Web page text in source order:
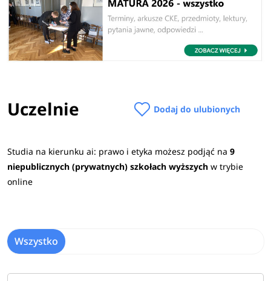
Uczelnie Dodaj do ulubionych
Studia na kierunku ai: prawo i etyka możesz podjąć na 9
niepublicznych (prywatnych) szkołach wyższychw trybie
online
Wszystko